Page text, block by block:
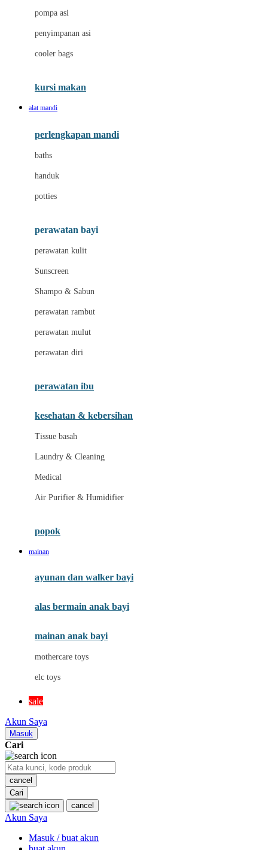
Kumon
Leapfrog
Little Live Pets
London Taxi
Love To Dream
MATCHBOX
MiaMily
Momcozy
My K
Nike
pompa asi
penyimpanan asi
cooler bags
kursi makan
alat mandi
perlengkapan mandi
baths
handuk
potties
perawatan bayi
perawatan kulit
Sunscreen
Shampo & Sabun
perawatan rambut
perawatan mulut
perawatan diri
perawatan ibu
kesehatan & kebersihan
Tissue basah
Laundry & Cleaning
Medical
Air Purifier & Humidifier
popok
mainan
ayunan dan walker bayi
alas bermain anak bayi
mainan anak bayi
mothercare toys
elc toys
sale
Akun Saya
Masuk
Cari
cancel
Cari
cancel
Akun Saya
Masuk / buat akun